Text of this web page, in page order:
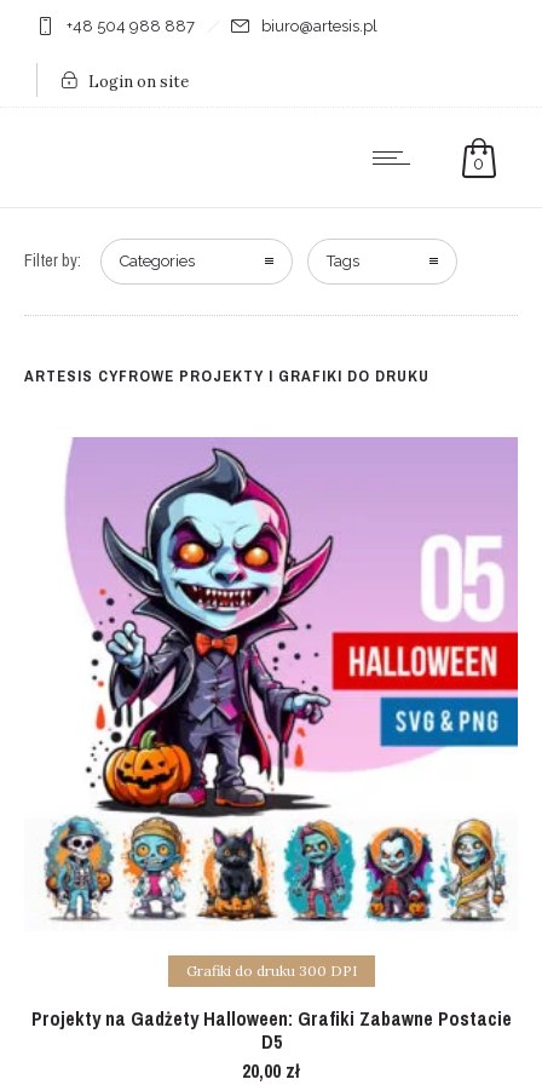
+48 504 988 887 biuro@artesis.pl
Login on site
0
Filter by: Categories Tags
ARTESIS CYFROWE PROJEKTY I GRAFIKI DO DRUKU
Add to cart
Grafiki do druku 300 DPI
Projekty na Gadżety Halloween: Grafiki Zabawne Postacie
D5
20,00 zł